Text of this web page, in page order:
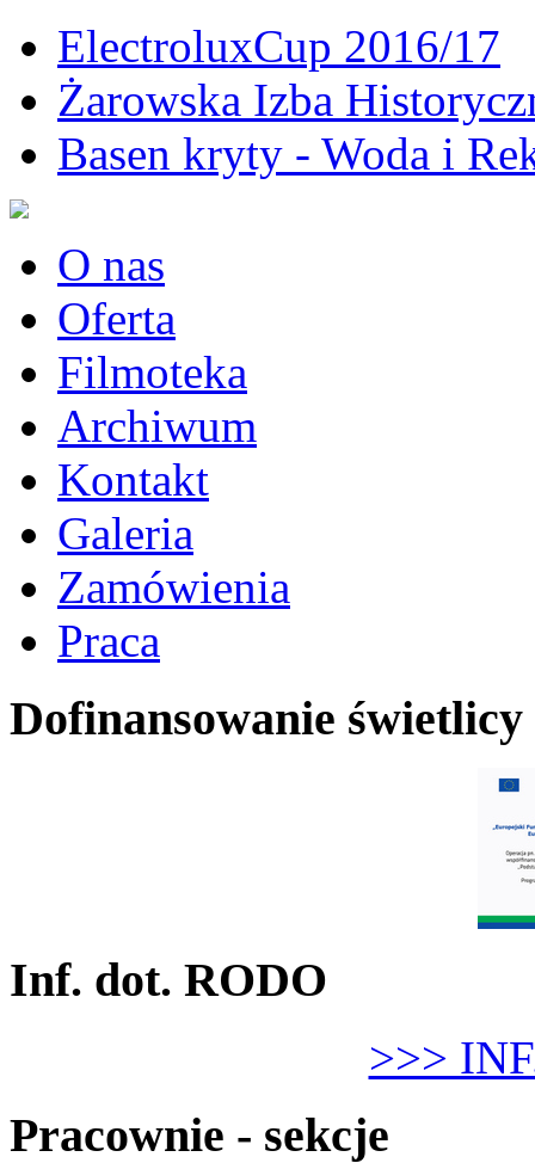
ElectroluxCup 2016/17
Żarowska Izba
Basen kryty - Woda i
O nas
Oferta
Filmoteka
Archiwum
Kontakt
Galeria
Zamówienia
Praca
Dofinansowanie świetlicy
Inf. dot. RODO
>>>
Pracownie - sekcje